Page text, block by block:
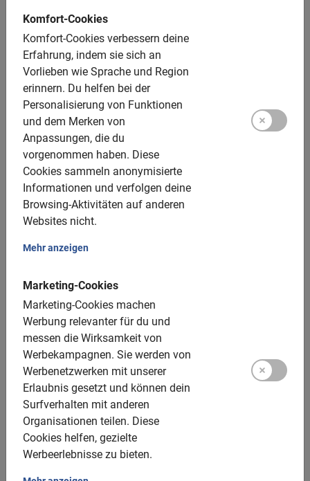
Komfort-Cookies
Komfort-Cookies verbessern deine
Erfahrung, indem sie sich an
Vorlieben wie Sprache und Region
erinnern. Du helfen bei der
Personalisierung von Funktionen
und dem Merken von
Anpassungen, die du
vorgenommen haben. Diese
Cookies sammeln anonymisierte
Informationen und verfolgen deine
Browsing-Aktivitäten auf anderen
Websites nicht.
Mehr anzeigen
Marketing-Cookies
Marketing-Cookies machen
Werbung relevanter für du und
messen die Wirksamkeit von
Werbekampagnen. Sie werden von
Werbenetzwerken mit unserer
Erlaubnis gesetzt und können dein
Surfverhalten mit anderen
Organisationen teilen. Diese
Cookies helfen, gezielte
Werbeerlebnisse zu bieten.
Deutschsprachige Guides
Stadtführung Palma de Mallorca
#1 Fahrradtouren
Unterhaltsam, sicher und informativ
Jetzt buchen!
Möchtest du Palma de Mallorca richtig kennenlernen?
Bei einer auf Deutsch geführten Radtour? Diese
geradelte Stadtführung macht Spaß, ist nachhaltig und
garantiert nicht langweilig! Palma de Mallorca hat mehr
als nur Strand zu bieten. Entdecke die
Fahrradtouren. Innerhalb von wenigen Stunden zeigt ein
Sehenswürdigkeiten und erzählt alles Wissenswerte über
die Geschichte und Kultur. Unsere Guides sind alle
Einheimische und können dir und der Gruppe deshalb
auch weniger bekannte Ecken zeigen.
Mache eine Stadtführung
mit dem Fahrrad in Palma
de Mallorca